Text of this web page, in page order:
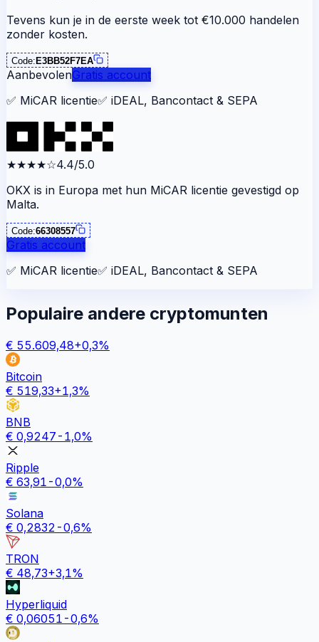
Tevens kun je in de eerste week tot €10.000 handelen
zonder kosten.
Code:E3BB52F7EA
AanbevolenGratis account
✅ MiCAR licentie✅ iDEAL, Bancontact & SEPA
★★★★☆4.4/5.0
OKX is in Europa met hun MiCAR licentie gevestigd op
Malta.
Code:66308557
Gratis account
✅ MiCAR licentie✅ iDEAL, Bancontact & SEPA
Populaire andere cryptomunten
€ 55.609,48+0,3%
Bitcoin
€ 519,33+1,3%
BNB
€ 0,9247 -1,0%
Ripple
€ 63,91 -0,0%
Solana
€ 0,2832 -0,6%
TRON
€ 48,73+3,1%
Hyperliquid
€ 0,06051 -0,6%